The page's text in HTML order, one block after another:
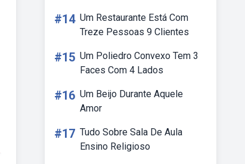
#14 Um Restaurante Está Com
Treze Pessoas 9 Clientes
#15 Um Poliedro Convexo Tem 3
Faces Com 4 Lados
#16 Um Beijo Durante Aquele
Amor
#17 Tudo Sobre Sala De Aula
Ensino Religioso